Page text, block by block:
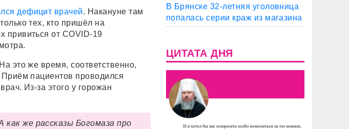
дефицит врачей. Накануне там
тех, кто пришёл на
привиться от COVID-19
это же время, соответственно,
Приём пациентов проводился
Из-за этого у горожан
как же рассказы Богомаза про
В Брянске 32-летняя уголовница
попалась серии краж из магазина
ЦИТАТА ДНЯ